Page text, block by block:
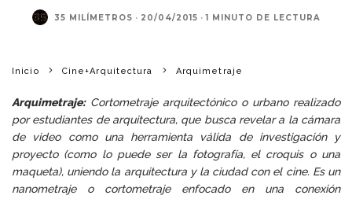
35 MILÍMETROS · 20/04/2015 · 1 MINUTO DE LECTURA
Inicio Cine+Arquitectura Arquimetraje
Arquimetraje:Cortometraje arquitectónico o urbano realizado
por estudiantes de arquitectura, que busca revelar a la cámara
de video como una herramienta válida de investigación y
proyecto (como lo puede ser la fotografía, el croquis o una
maqueta), uniendo la arquitectura y la ciudad con el cine. Es un
nanometraje o cortometraje enfocado en una conexión